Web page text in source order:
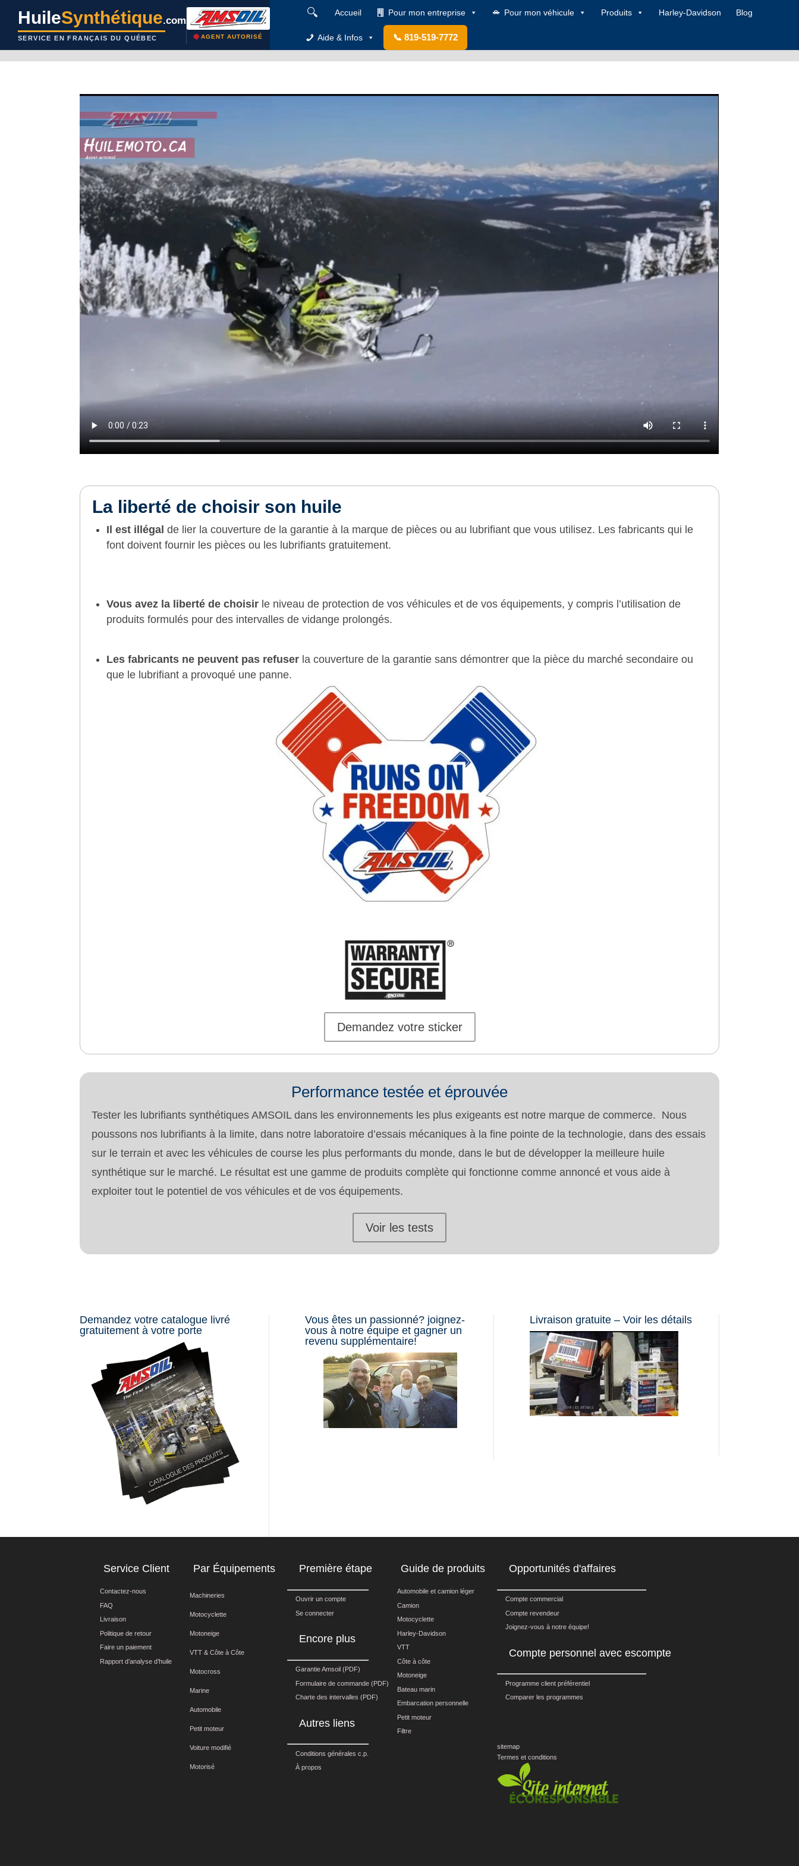
HuileSynthétique.com
SERVICE EN FRANÇAIS DU QUÉBEC AGENT AUTORISÉ
🔍 Accueil Pour mon entreprise Pour mon véhicule Produits Harley-Davidson Blog
Aide & Infos 📞 819-519-7772
La liberté de choisir son huile
Il est illégal de lier la couverture de la garantie à la marque de pièces ou au lubrifiant que vous utilisez. Les fabricants qui le
font doivent fournir les pièces ou les lubrifiants gratuitement.
Vous avez la liberté de choisir le niveau de protection de vos véhicules et de vos équipements, y compris l’utilisation de
produits formulés pour des intervalles de vidange prolongés.
Les fabricants ne peuvent pas refuser la couverture de la garantie sans démontrer que la pièce du marché secondaire ou
que le lubrifiant a provoqué une panne.
Demandez votre sticker
Performance testée et éprouvée
Tester les lubrifiants synthétiques AMSOIL dans les environnements les plus exigeants est notre marque de commerce. Nous
poussons nos lubrifiants à la limite, dans notre laboratoire d’essais mécaniques à la fine pointe de la technologie, dans des essais
sur le terrain et avec les véhicules de course les plus performants du monde, dans le but de développer la meilleure huile
synthétique sur le marché. Le résultat est une gamme de produits complète qui fonctionne comme annoncé et vous aide à
exploiter tout le potentiel de vos véhicules et de vos équipements.
Voir les tests
Demandez votre catalogue livré
gratuitement à votre porte
Vous êtes un passionné? joignez-
vous à notre équipe et gagner un
revenu supplémentaire!
Livraison gratuite – Voir les détails
Service Client
Contactez-nous
FAQ
Livraison
Politique de retour
Faire un paiement
Rapport d’analyse d’huile
Par Équipements
Machineries
Motocyclette
Motoneige
VTT & Côte à Côte
Motocross
Marine
Automobile
Petit moteur
Voiture modifié
Motorisé
Première étape
Ouvrir un compte
Se connecter
Encore plus
Garantie Amsoil (PDF)
Formulaire de commande (PDF)
Charte des intervalles (PDF)
Autres liens
Conditions générales c.p.
À propos
Guide de produits
Automobile et camion léger
Camion
Motocyclette
Harley-Davidson
VTT
Côte à côte
Motoneige
Bateau marin
Embarcation personnelle
Petit moteur
Filtre
Opportunités d'affaires
Compte commercial
Compte revendeur
Joignez-vous à notre équipe!
Compte personnel avec escompte
Programme client préférentiel
Comparer les programmes
sitemap
Termes et conditions